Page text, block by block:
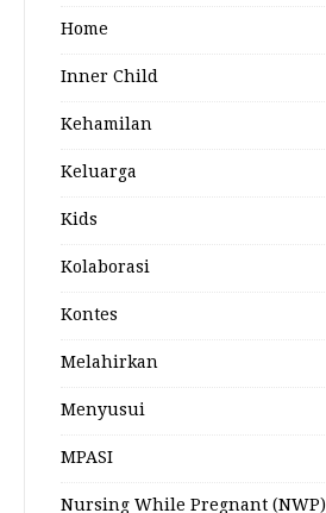
Home
Inner Child
Kehamilan
Keluarga
Kids
Kolaborasi
Kontes
Melahirkan
Menyusui
MPASI
Nursing While Pregnant (NWP)